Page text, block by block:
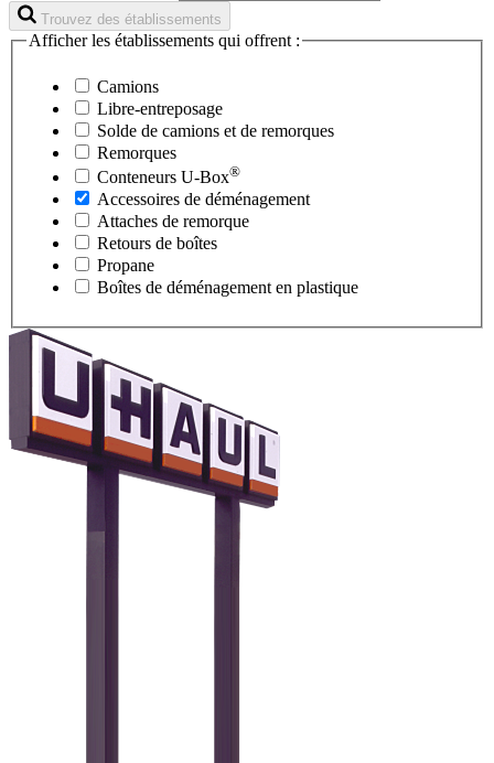
Trouvez des établissements
Afficher les établissements qui offrent :
Camions
Libre-entreposage
Solde de camions et de remorques
Remorques
Conteneurs U-Box®
Accessoires de déménagement
Attaches de remorque
Retours de boîtes
Propane
Boîtes de déménagement en plastique